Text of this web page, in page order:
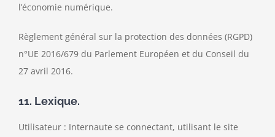
l’économie numérique.
Règlement général sur la protection des données (RGPD)
n°UE 2016/679 du Parlement Européen et du Conseil du
27 avril 2016.
11. Lexique.
Utilisateur : Internaute se connectant, utilisant le site